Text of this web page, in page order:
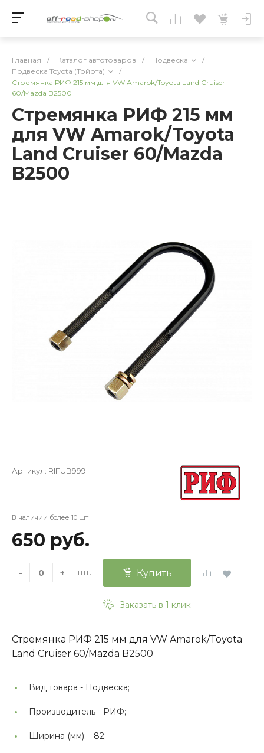
Главная / Каталог автотоваров / Подвеска
/
Подвеска Toyota (Тойота)
/
Стремянка РИФ 215 мм для VW Amarok/Toyota Land Cruiser
60/Mazda B2500
Стремянка РИФ 215 мм
для VW Amarok/Toyota
Land Cruiser 60/Mazda
B2500
Артикул: RIFUB999
В наличии более 10 шт
650 руб.
- + шт. Купить
Заказать в 1 клик
Стремянка РИФ 215 мм для VW Amarok/Toyota
Land Cruiser 60/Mazda B2500
Вид товара - Подвеска;
Производитель - РИФ;
Ширина (мм): - 82;